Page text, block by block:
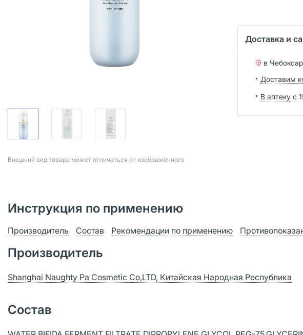
Bнешний вид товара может отличаться от изображённого
Доставка и
в
Доставим
В аптеку с
Инструкция по применению
Производитель Состав Рекомендации по применению
Производитель
Shanghai Naughty Pa Cosmetic Co,LTD, Китайская Народная Республика
Состав